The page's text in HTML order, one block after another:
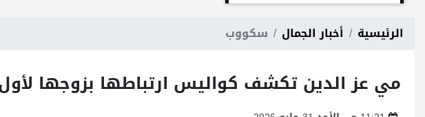
الرئيسية أخبار الجمال سكووب
مي عز الدين تكشف كواليس ارتباطها بزوجها